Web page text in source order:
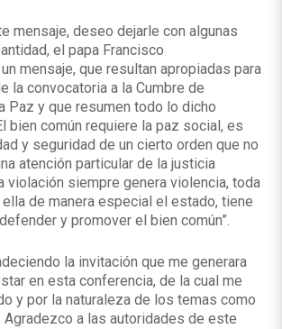
mensaje, deseo dejarle con algunas
el papa Francisco
mensaje, que resultan apropiadas para
la convocatoria a la Cumbre de
Paz y que resumen todo lo dicho
bien común requiere la paz social, es
y seguridad de un cierto orden que no
atención particular de la justicia
violación siempre genera violencia, toda
ella de manera especial el estado, tiene
y promover el bien común”.
la invitación que me generara
en esta conferencia, de la cual me
y por la naturaleza de los temas como
Agradezco a las autoridades de este